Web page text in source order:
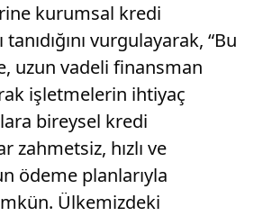
kurumsal kredi
vurgulayarak, “Bu
uzun vadeli finansman
işletmelerin ihtiyaç
bireysel kredi
zahmetsiz, hızlı ve
ödeme planlarıyla
Ülkemizdeki